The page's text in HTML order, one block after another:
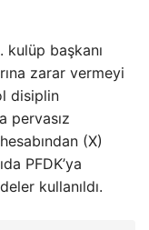
kulüp başkanı
zarar vermeyi
disiplin
pervasız
(X)
PFDK’ya
kullanıldı.